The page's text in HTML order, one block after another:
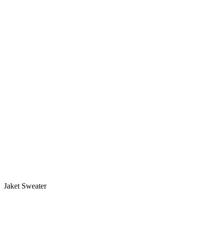
Jaket Sweater